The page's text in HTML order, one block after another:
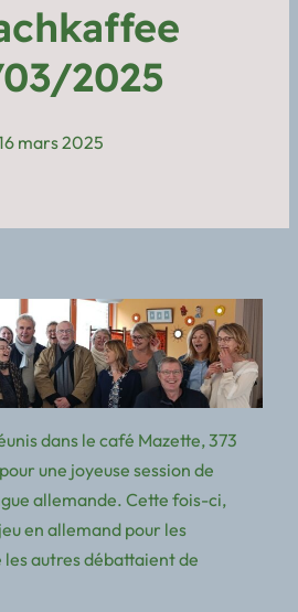
2025
mars 2025
dans le café Mazette, 373
une joyeuse session de
allemande. Cette fois-ci,
en allemand pour les
autres débattaient de